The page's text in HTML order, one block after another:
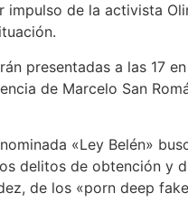
impulso de la activista
presentadas a las 17
de Marcelo San
«Ley Belén»
delitos de obtención y
de los «porn deep